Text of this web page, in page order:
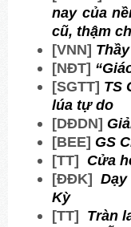
nay của
cũ, thậm
[VNN]
[NĐT]
[SGTT] TS
lúa tự do
[DĐDN]
[BEE] GS
[TT] Cửa
[ĐĐK]
Kỳ
[TT] Tràn